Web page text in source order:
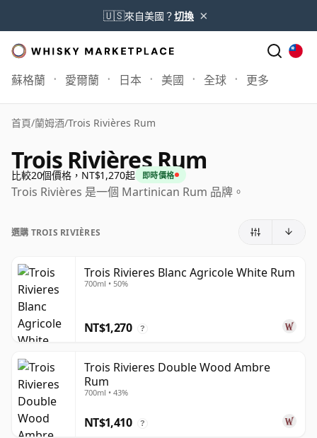
🇺🇸來自美國？切換 ×
蘇格蘭 愛爾蘭 日本 美國 全球 更多
首頁/蘭姆酒/Trois Rivières Rum
Trois Rivières Rum
比較20個價格，NT$1,270起 即時價格
Trois Rivières 是一個 Martinican Rum 品牌。
選購 TROIS RIVIÈRES
Trois Rivieres Blanc Agricole White Rum
700ml • 50%
NT$1,270 ?
Trois Rivieres Double Wood Ambre
Rum
700ml • 43%
NT$1,410 ?